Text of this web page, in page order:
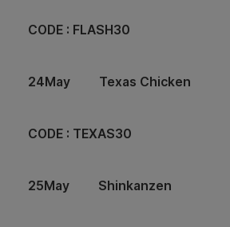
CODE : FLASH30
24May Texas Chicken
CODE : TEXAS30
25May Shinkanzen